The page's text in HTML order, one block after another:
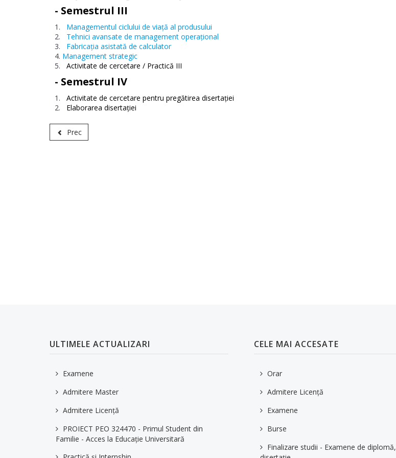
- Semestrul III
Managementul ciclului de viaţă al produsului
Tehnici avansate de management operaţional
Fabricaţia asistată de calculator
Management strategic
Activitate de cercetare / Practică III
- Semestrul IV
Activitate de cercetare pentru pregătirea disertaţiei
Elaborarea disertaţiei
Prec
ULTIMELE ACTUALIZARI
Examene
Admitere Master
Admitere Licență
PROIECT PEO 324470 - Primul Student din
Familie - Acces la Educaţie Universitară
CELE MAI ACCESATE
Orar
Admitere Licență
Examene
Burse
Finalizare studii - Examene de diplomă,